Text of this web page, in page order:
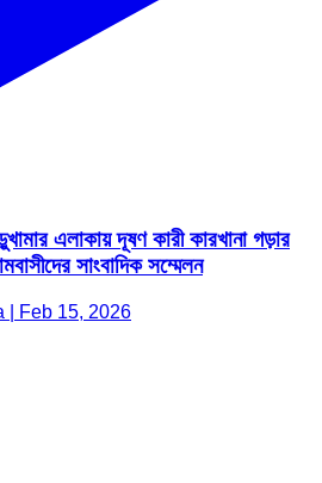
এলাকায় দূষণ কারী কারখানা গড়ার
সাংবাদিক সম্মেলন
| Feb 15, 2026